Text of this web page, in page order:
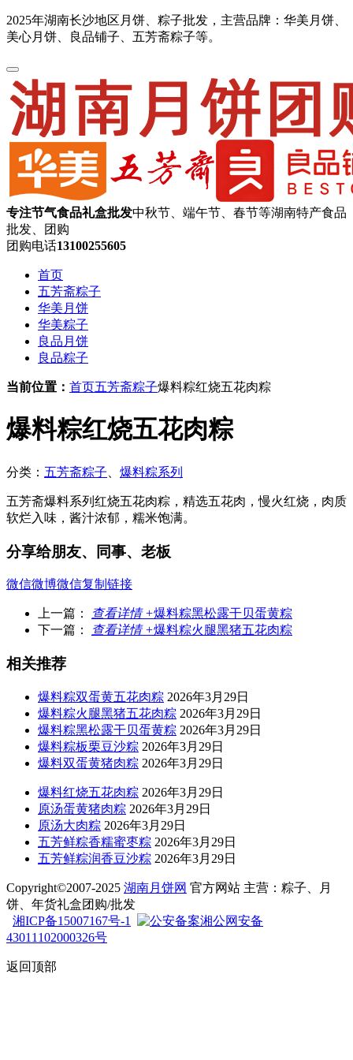
2025年湖南长沙地区月饼、粽子批发，主营品牌：华美月饼、
美心月饼、良品铺子、五芳斋粽子等。
专注节气食品礼盒批发中秋节、端午节、春节等湖南特产食品
批发、团购
团购电话13100255605
首页
五芳斋粽子
华美月饼
华美粽子
良品月饼
良品粽子
当前位置： 首页五芳斋粽子爆料粽红烧五花肉粽
爆料粽红烧五花肉粽
分类： 五芳斋粽子 爆料粽系列
五芳斋爆料系列红烧五花肉粽，精选五花肉，慢火红烧，肉质
软烂入味，酱汁浓郁，糯米饱满。
分享给朋友、同事、老板
微信微博微信复制链接
上一篇： 查看详情 +爆料粽黑松露干贝蛋黄粽
下一篇：
查看详情 +爆料粽火腿黑猪五花肉粽
相关推荐
爆料粽双蛋黄五花肉粽 2026年3月29日
爆料粽火腿黑猪五花肉粽 2026年3月29日
爆料粽黑松露干贝蛋黄粽 2026年3月29日
爆料粽板栗豆沙粽 2026年3月29日
爆料双蛋黄猪肉粽 2026年3月29日
爆料红烧五花肉粽 2026年3月29日
原汤蛋黄猪肉粽 2026年3月29日
原汤大肉粽 2026年3月29日
五芳鲜粽香糯蜜枣粽 2026年3月29日
五芳鲜粽润香豆沙粽 2026年3月29日
Copyright©2007-2025 湖南月饼网 官方网站 主营：粽子、月
饼、年货礼盒团购/批发
湘ICP备15007167号-1
湘公网安备
43011102000326号
返回顶部